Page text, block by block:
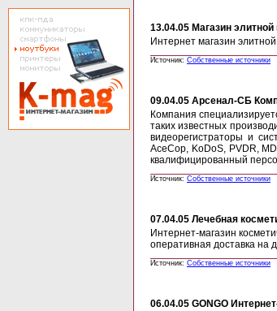
13.04.05 Магазин
Интернет магазин
Источник: Собственные источники
09.04.05 Арсенал-СБ
Компания
таких известных
видеорегистраторы и
AceCop, KoDoS, PVDR,
квалифицированный
Источник: Собственные источники
07.04.05 Лечебная
Интернет-магазин
оперативная доставка на
Источник: Собственные источники
06.04.05 GONGO